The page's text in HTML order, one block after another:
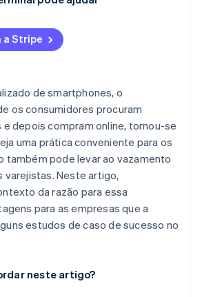
a Stripe
de smartphones, o
os consumidores procuram
depois compram online, tornou-se
uma prática conveniente para os
também pode levar ao vazamento
varejistas. Neste artigo,
da razão para essa
para as empresas que a
estudos de caso de sucesso no
neste artigo?